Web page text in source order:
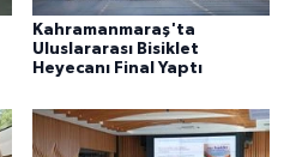
Kahramanmaraş'ta
Uluslararası Bisiklet
Heyecanı Final Yaptı